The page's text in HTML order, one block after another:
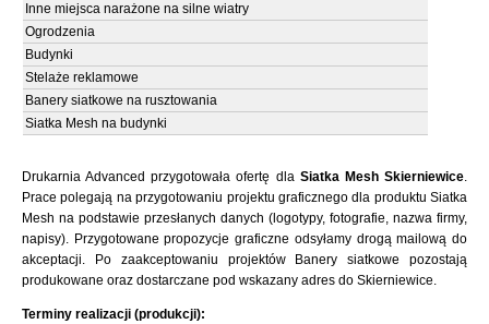
Inne miejsca narażone na silne wiatry
Ogrodzenia
Budynki
Stelaże reklamowe
Banery siatkowe na rusztowania
Siatka Mesh na budynki
Drukarnia Advanced przygotowała ofertę dla Siatka Mesh Skierniewice.
Prace polegają na przygotowaniu projektu graficznego dla produktu Siatka
Mesh na podstawie przesłanych danych (logotypy, fotografie, nazwa firmy,
napisy). Przygotowane propozycje graficzne odsyłamy drogą mailową do
akceptacji. Po zaakceptowaniu projektów Banery siatkowe pozostają
produkowane oraz dostarczane pod wskazany adres do Skierniewice.
Terminy realizacji (produkcji):